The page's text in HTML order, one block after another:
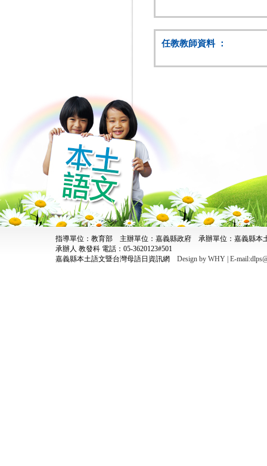
任教教師資料 ：
指導單位：教育部 主辦單位：嘉義縣政府 承辦單位：嘉義縣
承辦人 教發科 電話：05-3620123#501
嘉義縣本土語文暨台灣母語日資訊網 Design by WHY | E-